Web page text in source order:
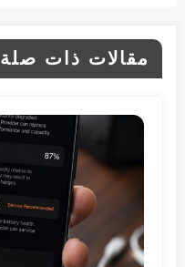
مقالات ذات صلة